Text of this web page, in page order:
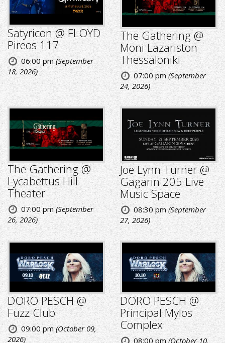
Satyricon @ FLOYD
Pireos 117
06:00 pm (September
18, 2026)
The Gathering @
Moni Lazariston
Thessaloniki
07:00 pm(September
24, 2026)
The Gathering @
Lycabettus Hill
Theater
07:00 pm(September
26, 2026)
Joe Lynn Turner @
Gagarin 205 Live
Music Space
08:30 pm (September
27, 2026)
DORO PESCH @
Fuzz Club
09:00 pm(October 09,
2026)
DORO PESCH @
Principal Mylos
Complex
08:00 pm (October 10,